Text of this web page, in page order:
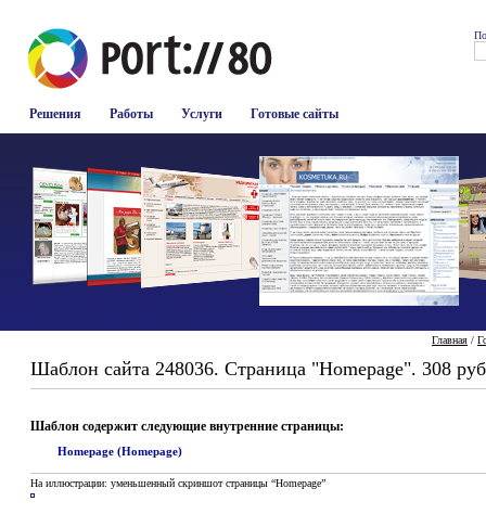
Решения Работы Услуги Готовые сайты
Главная /
Шаблон сайта 248036. Страница "Homepage". 308
Шаблон содержит следующие внутренние страницы:
Homepage (Homepage)
На иллюстрации: уменьшенный скриншот страницы “Homepage”